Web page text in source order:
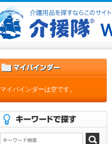
マイバインダーは空です。